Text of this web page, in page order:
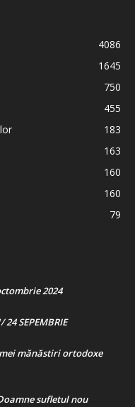
4086
1645
750
455
183
163
160
160
79
2024
24 SEPEMBRIE
mănăstiri ortodoxe
sufletul nou